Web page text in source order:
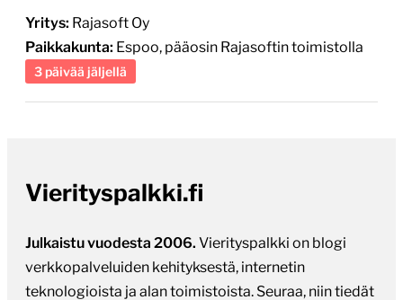
Yritys: Rajasoft Oy
Paikkakunta: Espoo, pääosin Rajasoftin toimistolla
3 päivää jäljellä
Vierityspalkki.fi
Julkaistu vuodesta 2006. Vierityspalkki on blogi
verkkopalveluiden kehityksestä, internetin
teknologioista ja alan toimistoista. Seuraa, niin tiedät